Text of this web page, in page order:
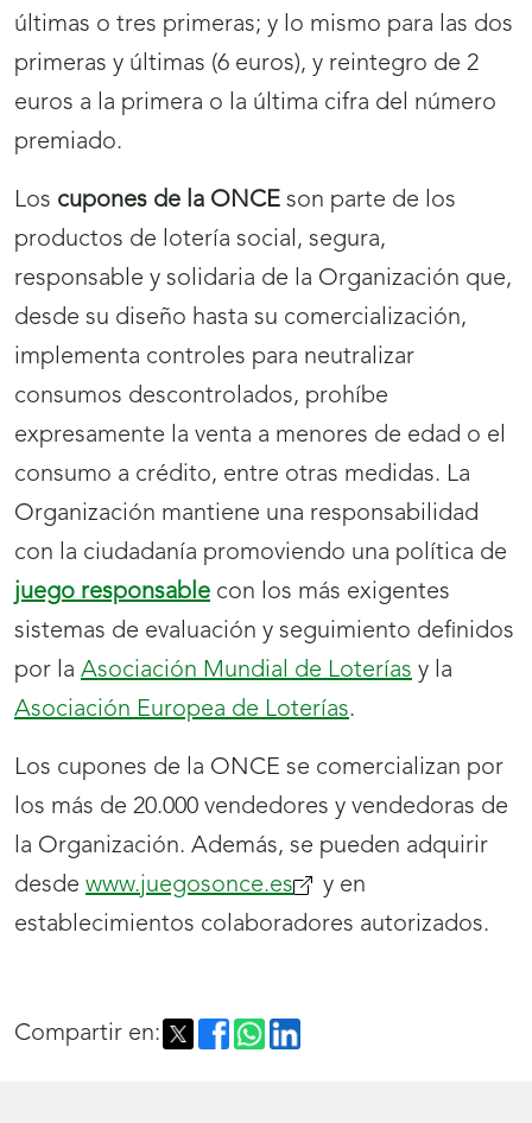
últimas o tres primeras; y lo mismo para las dos
primeras y últimas (6 euros), y reintegro de 2
euros a la primera o la última cifra del número
premiado.
Los cupones de la ONCE son parte de los
productos de lotería social, segura,
responsable y solidaria de la Organización que,
desde su diseño hasta su comercialización,
implementa controles para neutralizar
consumos descontrolados, prohíbe
expresamente la venta a menores de edad o el
consumo a crédito, entre otras medidas. La
Organización mantiene una responsabilidad
con la ciudadanía promoviendo una política de
juego responsable con los más exigentes
sistemas de evaluación y seguimiento definidos
por la Asociación Mundial de Loterías y la
Asociación Europea de Loterías.
Los cupones de la ONCE se comercializan por
los más de 20.000 vendedores y vendedoras de
la Organización. Además, se pueden adquirir
desde www.juegosonce.es(se
abrirá
y en
establecimientos colaboradores autorizados.
Compartir en: